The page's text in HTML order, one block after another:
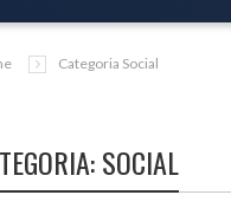
Categoria Social
SOCIAL